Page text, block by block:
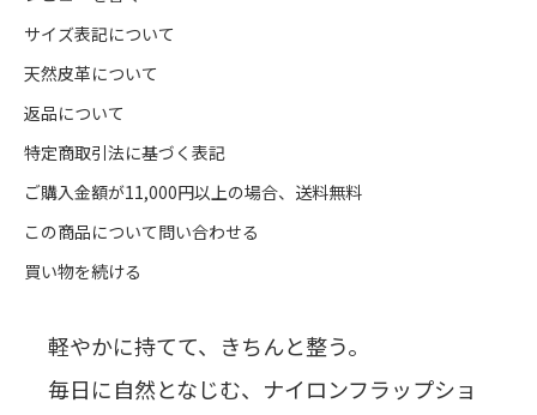
サイズ表記について
天然皮革について
返品について
特定商取引法に基づく表記
ご購入金額が11,000円以上の場合、送料無料
この商品について問い合わせる
買い物を続ける
軽やかに持てて、きちんと整う。
毎日に自然となじむ、ナイロンフラップショ